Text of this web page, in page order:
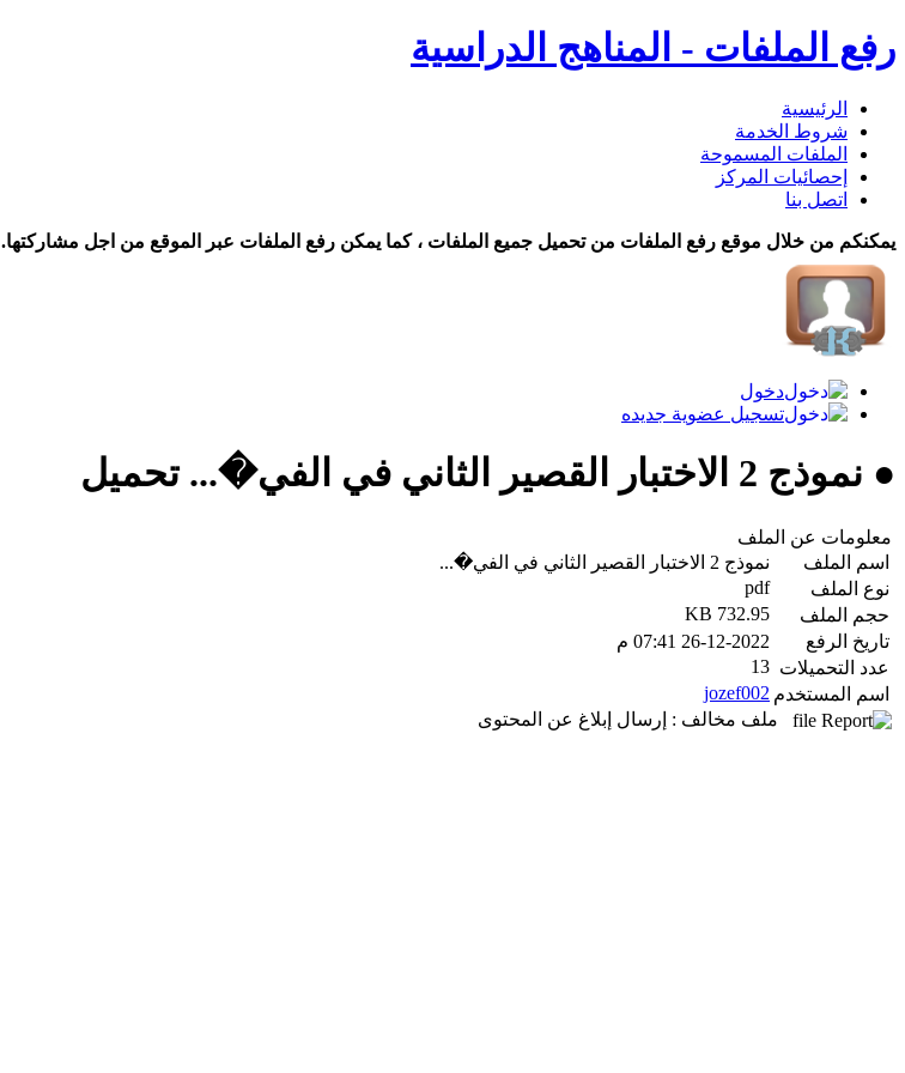
رفع الملفات - المناهج الدراسية
الرئيسية
شروط الخدمة
الملفات المسموحة
إحصائيات المركز
اتصل بنا
يمكنكم من خلال موقع رفع الملفات من تحميل جميع الملفات ، كما يمكن رفع الملفات عبر الموقع من اجل مشاركتها.
دخول
تسجيل عضوية جديده
● نموذج 2 الاختبار القصير الثاني في الفي�... تحميل
معلومات عن الملف
اسم الملف
نموذج 2 الاختبار القصير الثاني في الفي�...
نوع الملف
pdf
حجم الملف
732.95 KB
تاريخ الرفع
26-12-2022 07:41 م
عدد التحميلات 13
اسم المستخدم jozef002
ملف مخالف : إرسال إبلاغ عن المحتوى